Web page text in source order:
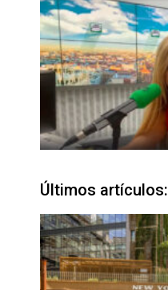
Últimos artículos: